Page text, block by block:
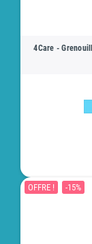
4Care -
OFFRE ! -15%